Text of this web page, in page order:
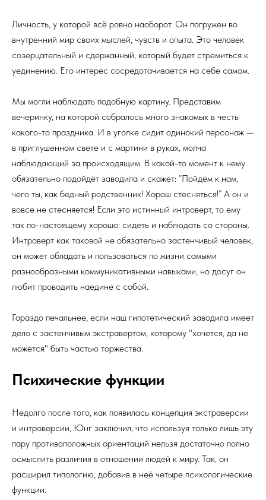
Личность, у которой всё ровно наоборот. Он погружен во
внутренний мир своих мыслей, чувств и опыта. Это человек
созерцательный и сдержанный, который будет стремиться к
уединению. Его интерес сосредотачивается на себе самом.
Мы могли наблюдать подобную картину. Представим
вечеринку, на которой собралось много знакомых в честь
какого-то праздника. И в уголке сидит одинокий персонаж —
в приглушенном свете и с мартини в руках, молча
наблюдающий за происходящим. В какой-то момент к нему
обязательно подойдёт заводила и скажет: “Пойдём к нам,
чего ты, как бедный родственник! Хорош стесняться!” А он и
вовсе не стесняется! Если это истинный интроверт, то ему
так по-настоящему хорошо: сидеть и наблюдать со стороны.
Интроверт как таковой не обязательно застенчивый человек,
он может обладать и пользоваться по жизни самыми
разнообразными коммуникативными навыками, но досуг он
любит проводить наедине с собой.
Гораздо печальнее, если наш гипотетический заводила имеет
дело с застенчивым экстравертом, которому "хочется, да не
можется" быть частью торжества.
Психические функции
Недолго после того, как появилась концепция экстраверсии
и интроверсии, Юнг заключил, что используя только лишь эту
пару противоположных ориента­ций нельзя достаточно полно
осмыслить различия в отношении людей к миру. Так, он
расширил типологию, добавив в неё четыре психологические
функции.